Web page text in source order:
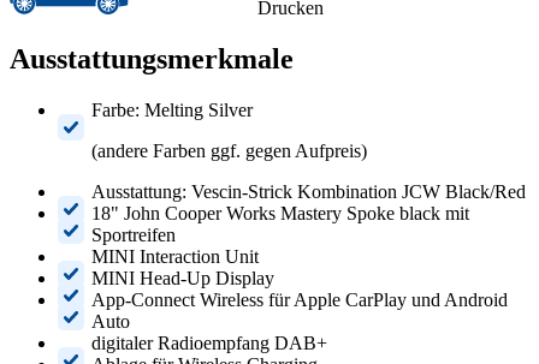
Drucken
Ausstattungsmerkmale
Farbe: Melting Silver
(andere Farben ggf. gegen Aufpreis)
Ausstattung: Vescin-Strick Kombination JCW Black/Red
18" John Cooper Works Mastery Spoke black mit
Sportreifen
MINI Interaction Unit
MINI Head-Up Display
App-Connect Wireless für Apple CarPlay und Android
Auto
digitaler Radioempfang DAB+